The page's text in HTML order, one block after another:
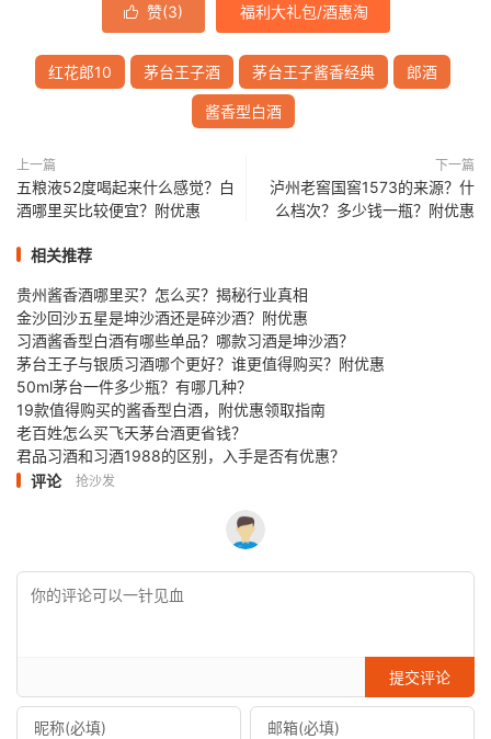
 赞(3) 福利大礼包/酒惠淘
红花郎10 茅台王子酒 茅台王子酱香经典 郎酒
酱香型白酒
上一篇
五粮液52度喝起来什么感觉？白
酒哪里买比较便宜？附优惠
下一篇
泸州老窖国窖1573的来源？什
么档次？多少钱一瓶？附优惠
相关推荐
贵州酱香酒哪里买？怎么买？揭秘行业真相
金沙回沙五星是坤沙酒还是碎沙酒？附优惠
习酒酱香型白酒有哪些单品？哪款习酒是坤沙酒？
茅台王子与银质习酒哪个更好？谁更值得购买？附优惠
50ml茅台一件多少瓶？有哪几种？
19款值得购买的酱香型白酒，附优惠领取指南
老百姓怎么买飞天茅台酒更省钱？
君品习酒和习酒1988的区别，入手是否有优惠？
评论
抢沙发
提交评论